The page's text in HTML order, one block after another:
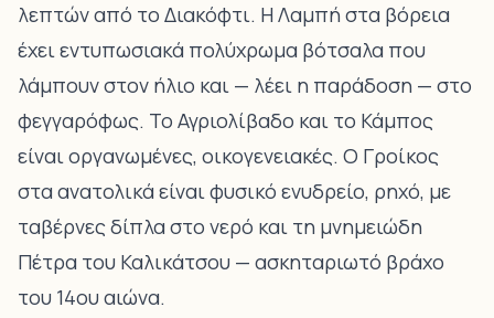
λεπτών από το Διακόφτι. Η Λαμπή στα βόρεια
έχει εντυπωσιακά πολύχρωμα βότσαλα που
λάμπουν στον ήλιο και — λέει η παράδοση — στο
φεγγαρόφως. Το Αγριολίβαδο και το Κάμπος
είναι οργανωμένες, οικογενειακές. Ο Γροίκος
στα ανατολικά είναι φυσικό ενυδρείο, ρηχό, με
ταβέρνες δίπλα στο νερό και τη μνημειώδη
Πέτρα του Καλικάτσου — ασκηταριωτό βράχο
του 14ου αιώνα.